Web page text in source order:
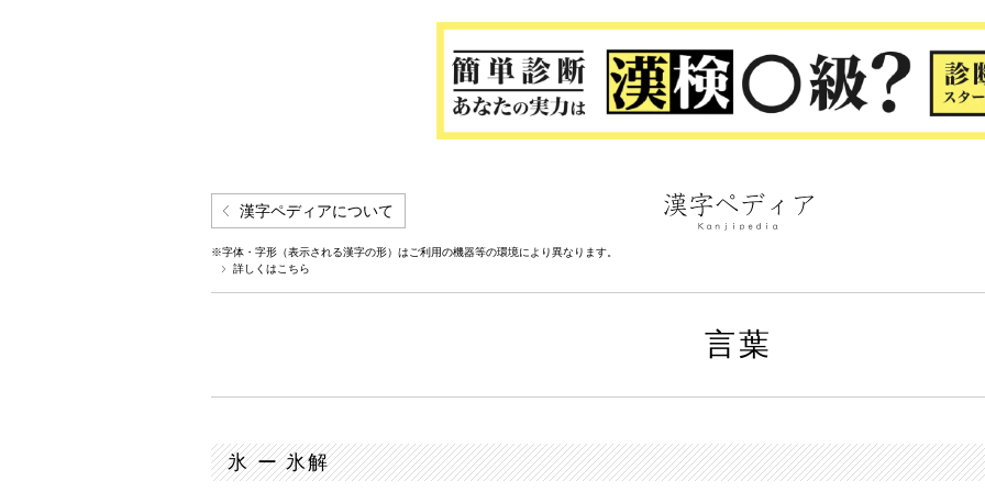
漢字ペディアについて
※字体・字形（表示される漢字の形）はご利用の機器等の環境により異なります。
詳しくはこちら
言葉
氷 ー 氷解